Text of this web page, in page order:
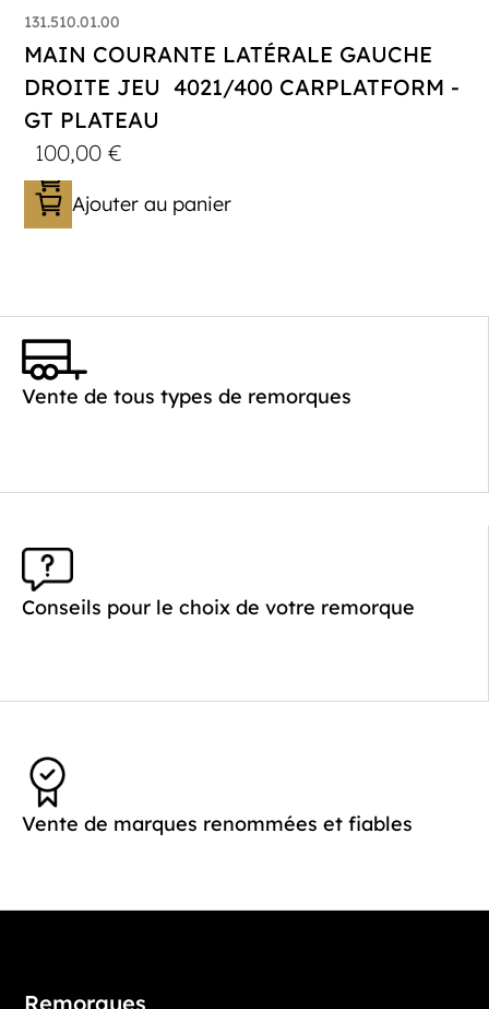
131.510.01.00
MAIN COURANTE LATÉRALE GAUCHE
DROITE JEU 4021/400 CARPLATFORM -
GT PLATEAU
100,00€
Ajouter au panier
Vente de tous types de remorques
Conseils pour le choix de votre remorque
Vente de marques renommées et fiables
Remorques